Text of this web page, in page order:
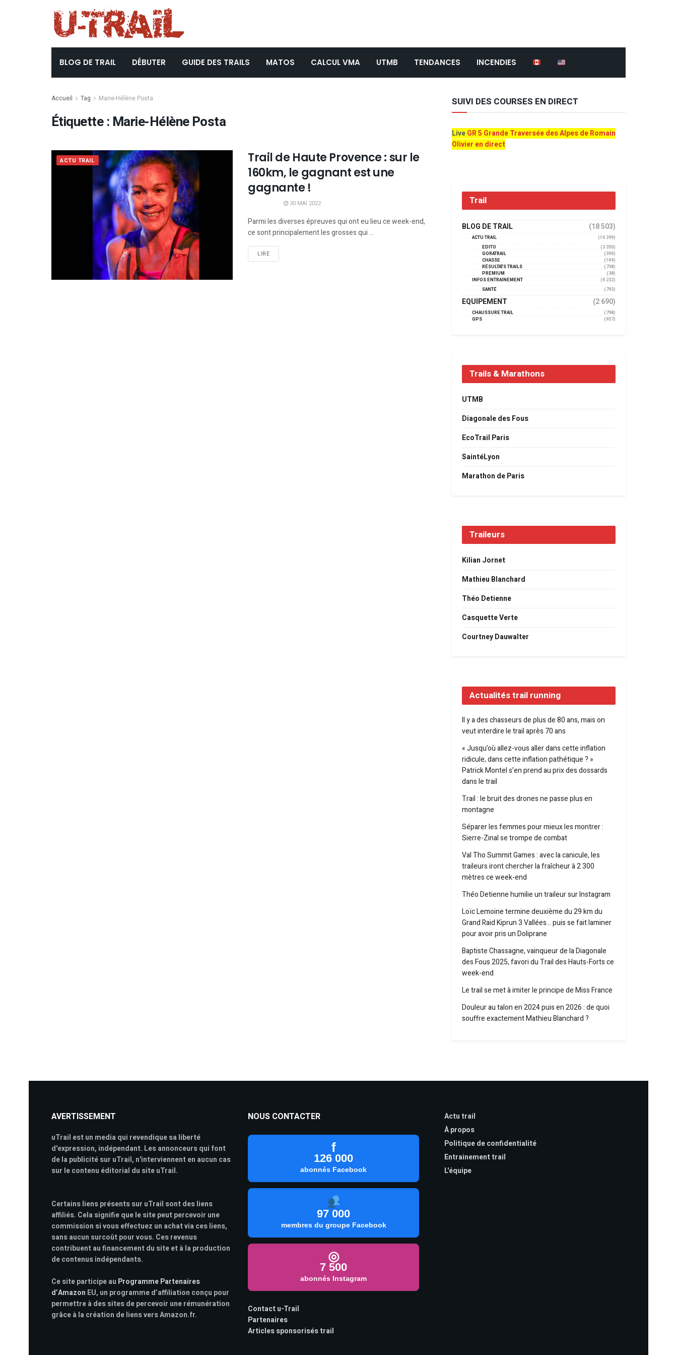
BLOG DE TRAIL DÉBUTER GUIDE DES TRAILS MATOS CALCUL VMA UTMB TENDANCES INCENDIES
Accueil Tag Marie-Hélène Posta
Étiquette : Marie-Hélène Posta
ACTU TRAIL
Trail de Haute Provence : sur le
160km, le gagnant est une
gagnante !
30 MAI 2022
Parmi les diverses épreuves qui ont eu lieu ce week-end,
ce sont principalement les grosses qui ...
LIRE
SUIVI DES COURSES EN DIRECT
LiveGR 5 Grande Traversée des Alpes de Romain
Olivier en direct
Trail
BLOG DE TRAIL (18 503)
ACTU TRAIL
(14 299)
EDITO
(3 350)
GORATRAIL
(390)
CHASSE
(149)
RÉSULTATS TRAILS
(738)
PREMIUM
(38)
INFOS ENTRAINEMENT
(4 232)
SANTÉ
(793)
EQUIPEMENT (2 690)
CHAUSSURE TRAIL
(798)
GPS
(957)
Trails & Marathons
UTMB
Diagonale des Fous
EcoTrail Paris
SaintéLyon
Marathon de Paris
Traileurs
Kilian Jornet
Mathieu Blanchard
Théo Detienne
Casquette Verte
Courtney Dauwalter
Actualités trail running
Il y a des chasseurs de plus de 80 ans, mais on
veut interdire le trail après 70 ans
« Jusqu’où allez-vous aller dans cette inflation
ridicule, dans cette inflation pathétique ? »
Patrick Montel s’en prend au prix des dossards
dans le trail
Trail : le bruit des drones ne passe plus en
montagne
Séparer les femmes pour mieux les montrer :
Sierre-Zinal se trompe de combat
Val Tho Summit Games : avec la canicule, les
traileurs iront chercher la fraîcheur à 2 300
mètres ce week-end
Théo Detienne humilie un traileur sur Instagram
Loïc Lemoine termine deuxième du 29 km du
Grand Raid Kiprun 3 Vallées… puis se fait laminer
pour avoir pris un Doliprane
Baptiste Chassagne, vainqueur de la Diagonale
des Fous 2025, favori du Trail des Hauts-Forts ce
week-end
Le trail se met à imiter le principe de Miss France
Douleur au talon en 2024 puis en 2026 : de quoi
souffre exactement Mathieu Blanchard ?
AVERTISSEMENT
uTrail est un media qui revendique sa liberté
d'expression, indépendant. Les annonceurs qui font
de la publicité sur uTrail, n'interviennent en aucun cas
sur le contenu éditorial du site uTrail.
Certains liens présents sur uTrail sont des liens
affiliés. Cela signifie que le site peut percevoir une
commission si vous effectuez un achat via ces liens,
sans aucun surcoût pour vous. Ces revenus
contribuent au financement du site et à la production
de contenus indépendants.
Ce site participe au Programme Partenaires
d’Amazon EU, un programme d’affiliation conçu pour
permettre à des sites de percevoir une rémunération
grâce à la création de liens vers Amazon.fr.
NOUS CONTACTER
f
126 000
abonnés Facebook
97 000
membres du groupe Facebook
◎
7 500
abonnés Instagram
Contact u-Trail
Partenaires
Articles sponsorisés trail
Actu trail
À propos
Politique de confidentialité
Entrainement trail
L'équipe